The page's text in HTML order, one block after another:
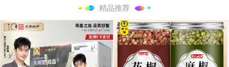
精品推荐